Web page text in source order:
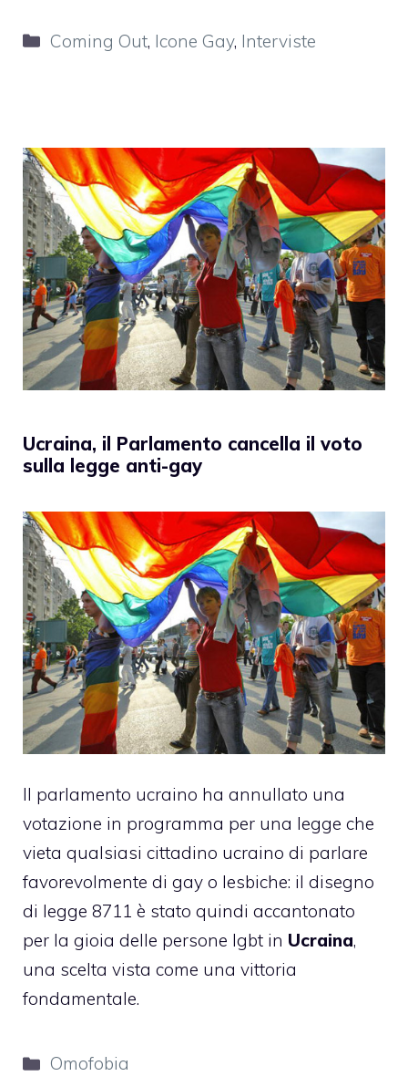
Categorie
Coming Out, Icone Gay, Interviste
Ucraina, il Parlamento cancella il voto
sulla legge anti-gay
Il parlamento ucraino ha annullato una
votazione in programma per una legge che
vieta qualsiasi cittadino ucraino di parlare
favorevolmente di gay o lesbiche: il disegno
di legge 8711 è stato quindi accantonato
per la gioia delle persone lgbt in Ucraina,
una scelta vista come una vittoria
fondamentale.
Categorie
Omofobia